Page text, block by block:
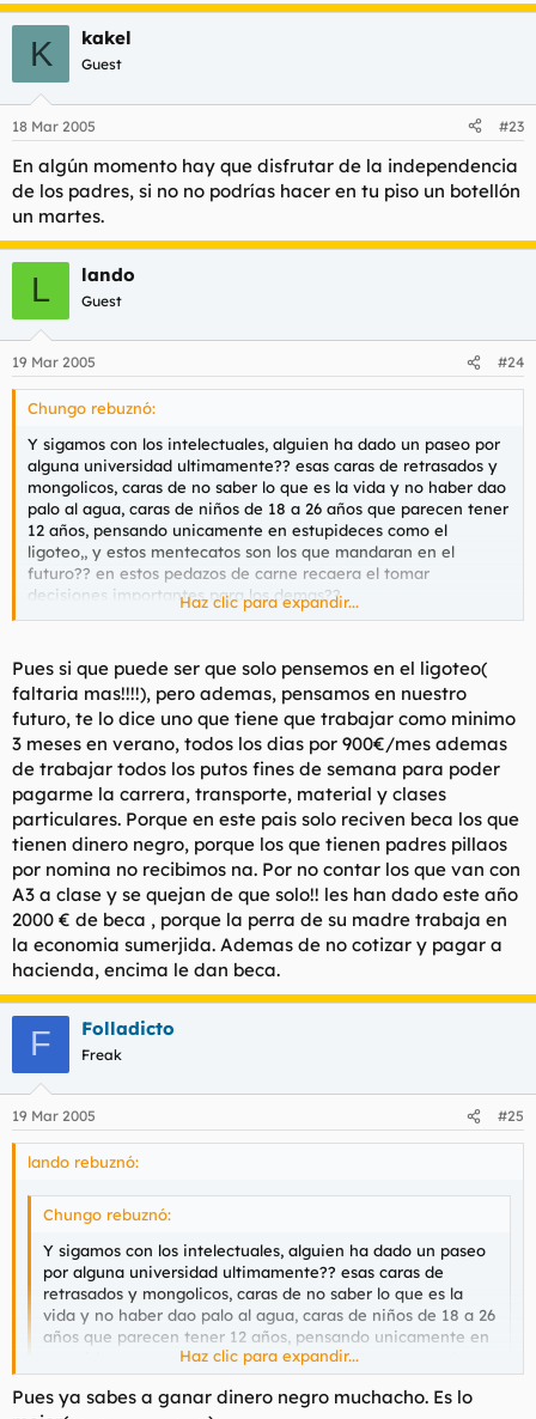
K kakel
Guest
18 Mar 2005 #23
En algún momento hay que disfrutar de la independencia
de los padres, si no no podrías hacer en tu piso un botellón
un martes.
L lando
Guest
19 Mar 2005 #24
Chungo rebuznó:
Y sigamos con los intelectuales, alguien ha dado un paseo por
alguna universidad ultimamente?? esas caras de retrasados y
mongolicos, caras de no saber lo que es la vida y no haber dao
palo al agua, caras de niños de 18 a 26 años que parecen tener
12 años, pensando unicamente en estupideces como el
ligoteo,, y estos mentecatos son los que mandaran en el
futuro?? en estos pedazos de carne recaera el tomar
decisiones importantes para los demas??
Ya estamos viendo el fruto de esta degeneracion, nuestros
incompetentes) ect ect.
Nos dirigimos hacia la nada, hacia el caos, ya no sobreviven los
fuertes, vivimos en una sociedad que mira por el debil y para
el debil, los no aptos nos invaden!!!
guerra mundial ya!!!![/img]
Haz clic para expandir...
Pues si que puede ser que solo pensemos en el ligoteo(
faltaria mas!!!!), pero ademas, pensamos en nuestro
futuro, te lo dice uno que tiene que trabajar como minimo
3 meses en verano, todos los dias por 900€/mes ademas
de trabajar todos los putos fines de semana para poder
pagarme la carrera, transporte, material y clases
particulares. Porque en este pais solo reciven beca los que
tienen dinero negro, porque los que tienen padres pillaos
por nomina no recibimos na. Por no contar los que van con
A3 a clase y se quejan de que solo!! les han dado este año
2000 € de beca , porque la perra de su madre trabaja en
la economia sumerjida. Ademas de no cotizar y pagar a
hacienda, encima le dan beca.
F Folladicto
Freak
19 Mar 2005 #25
lando rebuznó:
Chungo rebuznó:
Y sigamos con los intelectuales, alguien ha dado un paseo
por alguna universidad ultimamente?? esas caras de
retrasados y mongolicos, caras de no saber lo que es la
vida y no haber dao palo al agua, caras de niños de 18 a 26
años que parecen tener 12 años, pensando unicamente en
estupideces como el ligoteo,, y estos mentecatos son los
que mandaran en el futuro?? en estos pedazos de carne
recaera el tomar decisiones importantes para los demas??
Haz clic para expandir...
Haz clic para expandir...
Pues ya sabes a ganar dinero negro muchacho. Es lo